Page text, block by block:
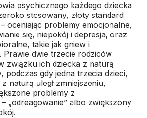
psychicznego każdego dziecka
stosowany, złoty standard
oceniając problemy emocjonalne,
się, niepokój i depresja; oraz
takie jak gniew i
Prawie dwie trzecie rodziców
związku ich dziecka z naturą
podczas gdy jedna trzecia dzieci,
naturą uległ zmniejszeniu,
problemy z
„odreagowanie” albo zwiększony